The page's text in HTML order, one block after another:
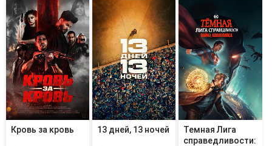
Кровь за кровь 13 дней, 13 ночей
Темная Лига
справедливости: